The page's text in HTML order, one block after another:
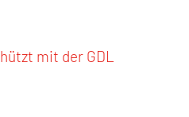
mit der GDL